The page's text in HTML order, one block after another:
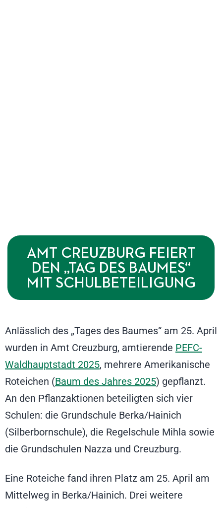
AMT CREUZBURG FEIERT
DEN „TAG DES BAUMES“
MIT SCHULBETEILIGUNG
Anlässlich des „Tages des Baumes“ am 25. April
wurden in Amt Creuzburg, amtierende PEFC-
Waldhauptstadt 2025, mehrere Amerikanische
Roteichen (Baum des Jahres 2025) gepflanzt.
An den Pflanzaktionen beteiligten sich vier
Schulen: die Grundschule Berka/Hainich
(Silberbornschule), die Regelschule Mihla sowie
die Grundschulen Nazza und Creuzburg.
Eine Roteiche fand ihren Platz am 25. April am
Mittelweg in Berka/Hainich. Drei weitere